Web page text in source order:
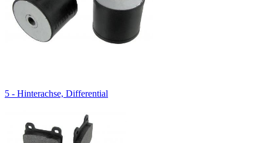
5 - Hinterachse, Differential